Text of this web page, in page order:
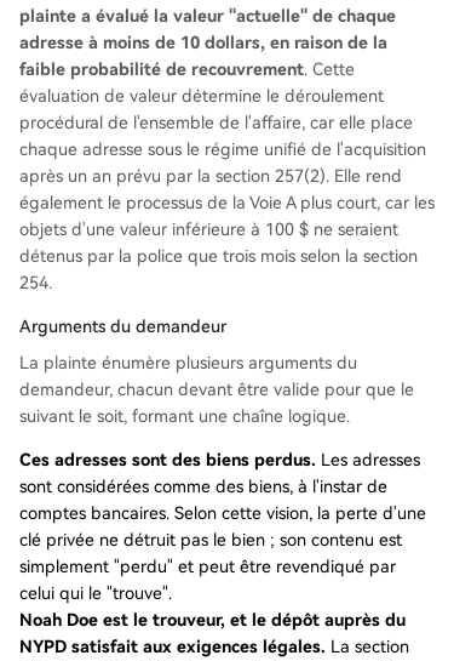
plainte a évalué la valeur "actuelle" de chaque
adresse à moins de 10 dollars, en raison de la
faible probabilité de recouvrement. Cette
évaluation de valeur détermine le déroulement
procédural de l'ensemble de l'affaire, car elle place
chaque adresse sous le régime unifié de l'acquisition
après un an prévu par la section 257(2). Elle rend
également le processus de la Voie A plus court, car les
objets d'une valeur inférieure à 100 $ ne seraient
détenus par la police que trois mois selon la section
254.
Arguments du demandeur
La plainte énumère plusieurs arguments du
demandeur, chacun devant être valide pour que le
suivant le soit, formant une chaîne logique.
Ces adresses sont des biens perdus. Les adresses
sont considérées comme des biens, à l'instar de
comptes bancaires. Selon cette vision, la perte d'une
clé privée ne détruit pas le bien ; son contenu est
simplement "perdu" et peut être revendiqué par
celui qui le "trouve".
Noah Doe est le trouveur, et le dépôt auprès du
NYPD satisfait aux exigences légales. La section